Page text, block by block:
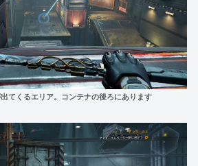
てくるエリア。コンテナの後ろにあります